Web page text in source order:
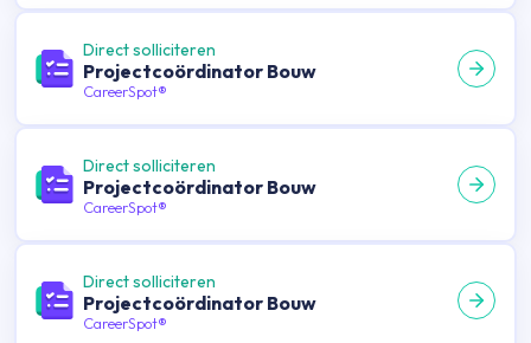
Direct solliciteren
Projectcoördinator Bouw
CareerSpot®
Direct solliciteren
Projectcoördinator Bouw
CareerSpot®
Direct solliciteren
Projectcoördinator Bouw
CareerSpot®